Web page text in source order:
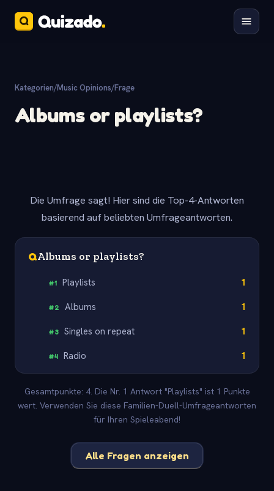
Kategorien/Music Opinions/Frage
Albums or playlists?
Die Umfrage sagt! Hier sind die Top-4-Antworten
basierend auf beliebten Umfrageantworten.
QAlbums or playlists?
#1 Playlists 1
#2 Albums 1
#3 Singles on repeat 1
#4 Radio 1
Gesamtpunkte: 4. Die Nr. 1 Antwort "Playlists" ist 1 Punkte
wert. Verwenden Sie diese Familien-Duell-Umfrageantworten
für Ihren Spieleabend!
Alle Fragen anzeigen